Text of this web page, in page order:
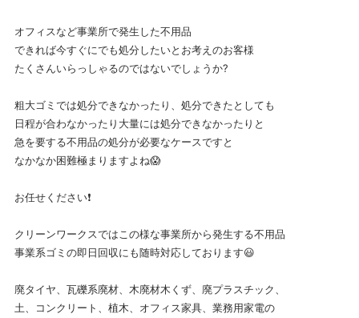
オフィスなど事業所で発生した不用品
できれば今すぐにでも処分したいとお考えのお客様
たくさんいらっしゃるのではないでしょうか?
粗大ゴミでは処分できなかったり、処分できたとしても
日程が合わなかったり大量には処分できなかったりと
急を要する不用品の処分が必要なケースですと
なかなか困難極まりますよね😱
お任せください❗
クリーンワークスではこの様な事業所から発生する不用品
事業系ゴミの即日回収にも随時対応しております😃
廃タイヤ、瓦礫系廃材、木廃材木くず、廃プラスチック、
土、コンクリート、植木、オフィス家具、業務用家電の